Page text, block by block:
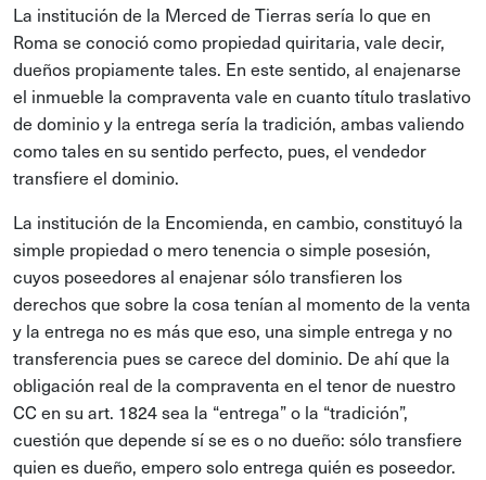
La institución de la Merced de Tierras sería lo que en
Roma se conoció como propiedad quiritaria, vale decir,
dueños propiamente tales. En este sentido, al enajenarse
el inmueble la compraventa vale en cuanto título traslativo
de dominio y la entrega sería la tradición, ambas valiendo
como tales en su sentido perfecto, pues, el vendedor
transfiere el dominio.
La institución de la Encomienda, en cambio, constituyó la
simple propiedad o mero tenencia o simple posesión,
cuyos poseedores al enajenar sólo transfieren los
derechos que sobre la cosa tenían al momento de la venta
y la entrega no es más que eso, una simple entrega y no
transferencia pues se carece del dominio. De ahí que la
obligación real de la compraventa en el tenor de nuestro
CC en su art. 1824 sea la “entrega” o la “tradición”,
cuestión que depende sí se es o no dueño: sólo transfiere
quien es dueño, empero solo entrega quién es poseedor.